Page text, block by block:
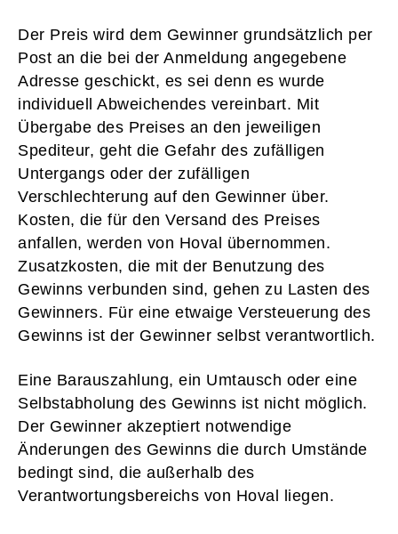
Der Preis wird dem Gewinner grundsätzlich per
Post an die bei der Anmeldung angegebene
Adresse geschickt, es sei denn es wurde
individuell Abweichendes vereinbart. Mit
Übergabe des Preises an den jeweiligen
Spediteur, geht die Gefahr des zufälligen
Untergangs oder der zufälligen
Verschlechterung auf den Gewinner über.
Kosten, die für den Versand des Preises
anfallen, werden von Hoval übernommen.
Zusatzkosten, die mit der Benutzung des
Gewinns verbunden sind, gehen zu Lasten des
Gewinners. Für eine etwaige Versteuerung des
Gewinns ist der Gewinner selbst verantwortlich.
Eine Barauszahlung, ein Umtausch oder eine
Selbstabholung des Gewinns ist nicht möglich.
Der Gewinner akzeptiert notwendige
Änderungen des Gewinns die durch Umstände
bedingt sind, die außerhalb des
Verantwortungsbereichs von Hoval liegen.